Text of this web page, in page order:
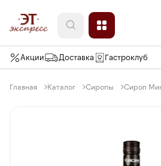
Акции Доставка Гастроклуб
Главная Каталог Сиропы Сироп